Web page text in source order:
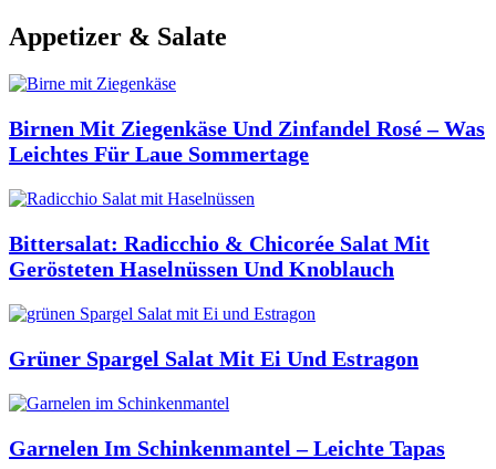
Appetizer & Salate
Birnen Mit Ziegenkäse Und Zinfandel Rosé – Was
Leichtes Für Laue Sommertage
Bittersalat: Radicchio & Chicorée Salat Mit
Gerösteten Haselnüssen Und Knoblauch
Grüner Spargel Salat Mit Ei Und Estragon
Garnelen Im Schinkenmantel – Leichte Tapas